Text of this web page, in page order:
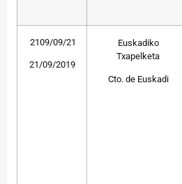
2109/09/21
21/09/2019
Euskadiko
Txapelketa
Cto. de Euskadi